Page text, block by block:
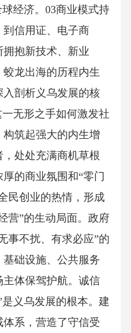
经济。03商业模式持
信用证、电子商
抱新技术、新业
龙出海的历程内生
剖析义乌发展的核
无形之手如何激发社
筑起强大的内生增
处处充满商机草根
的商业氛围和“零门
民创业的热情，形成
营”的生动局面。政府
事不扰、有求必应”的
础设施、公共服务
体保驾护航。诚信
义乌发展的根本。建
系，营造了守信受